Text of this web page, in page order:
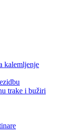
kalemljenje
trake i bužiri